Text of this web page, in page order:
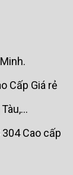
Cấp Giá rẻ
304 Cao cấp